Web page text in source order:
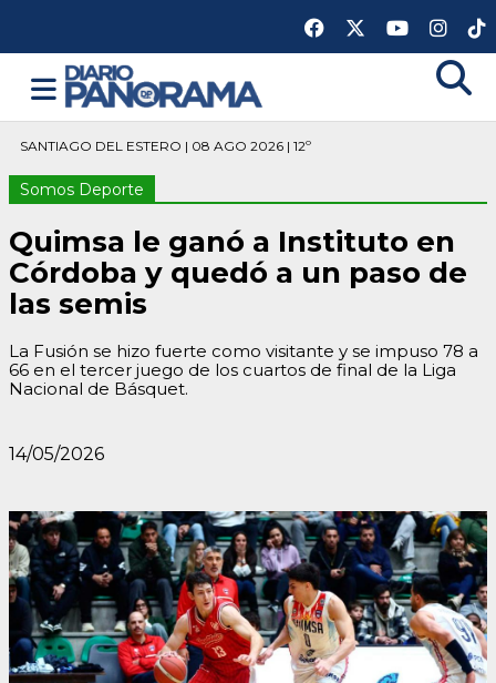
SANTIAGO DEL ESTERO | 08 AGO 2026 | 12º
Somos Deporte
Quimsa le ganó a Instituto en
Córdoba y quedó a un paso de
las semis
La Fusión se hizo fuerte como visitante y se impuso 78 a
66 en el tercer juego de los cuartos de final de la Liga
Nacional de Básquet.
14/05/2026